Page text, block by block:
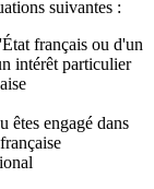
suivantes :
français ou d'un
intérêt particulier
êtes engagé dans